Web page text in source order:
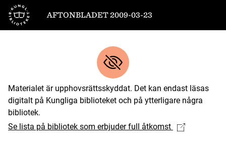
Till startsidan
AFTONBLADET 2009-03-23
Materialet är upphovsrättsskyddat. Det kan endast läsas
digitalt på Kungliga biblioteket och på ytterligare några
bibliotek.
Se lista på bibliotek som erbjuder full åtkomst